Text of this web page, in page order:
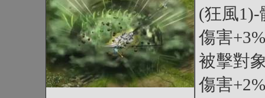
(狂風1)-
傷害
被擊對
傷害